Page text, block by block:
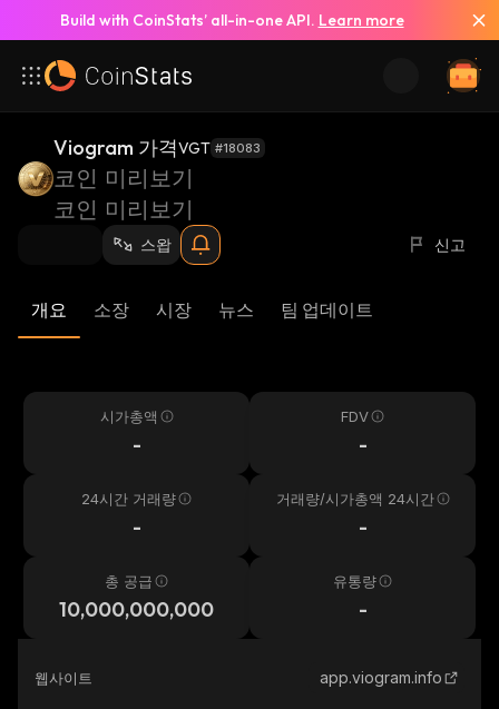
Build with CoinStats’ all-in-one API. Learn more
Viogram 가격VGT #18083
코인 미리보기
코인 미리보기
스왑 신고
개요 소장 시장 뉴스 팀 업데이트
시가총액
-
FDV
-
24시간 거래량
-
거래량/시가총액 24시간
-
총 공급
10,000,000,000
유통량
-
웹사이트 app.viogram.info